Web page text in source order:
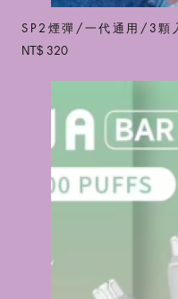
SP2煙彈/一代通用/3
NT$ 320